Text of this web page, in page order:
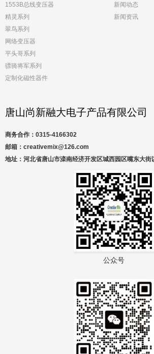
1553B总线变压器
精灵系列
翠鸟系列
网络变压器
平头哥系列
骠骑将军系列
定制化磁性器件
新闻动态
新闻资讯
唐山尚新融大电子产品有限公司
商务合作：0315-4166302
邮箱：creativemix@126.com
地址：河北省唐山市滦南经济开发区城西园区嘴东大街
公众号